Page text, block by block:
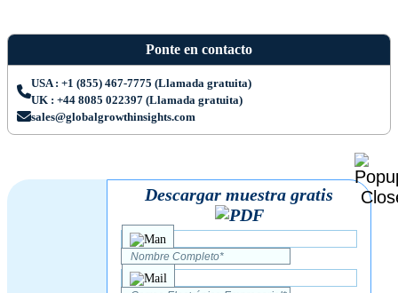
Ponte en contacto
USA : +1 (855) 467-7775 (Llamada gratuita)
UK : +44 8085 022397 (Llamada gratuita)
sales@globalgrowthinsights.com
Descargar muestra gratis